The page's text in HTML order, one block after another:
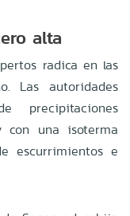
alta
radica en las
Las autoridades
precipitaciones
con una isoterma
escurrimientos e